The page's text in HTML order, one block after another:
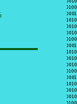
76% en 2018»